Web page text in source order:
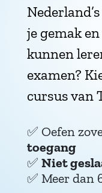
je gemak
kunnen
examen?
cursus van
✅ Oefen
toegang
✅ Niet
✅ Meer dan